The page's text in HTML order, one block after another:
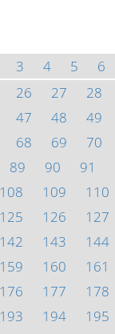
3 4 5 6
26 27 28
47 48 49
68 69 70
89 90 91
108 109 110
125 126 127
142 143 144
159 160 161
176 177 178
193 194 195